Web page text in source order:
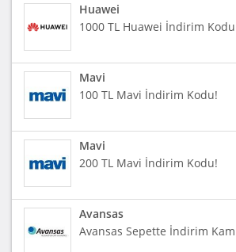
Huawei
1000 TL Huawei İndirim Kodu
Mavi
100 TL Mavi İndirim Kodu!
Mavi
200 TL Mavi İndirim Kodu!
Avansas
Avansas Sepette İndirim